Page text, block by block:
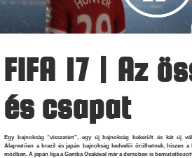
FIFA 17 | Az
és csapat
Egy bajnokság “visszatért”, egy új bajnokság bekerült és két új
Alapvetően a brazil és japán bajnokság kedvelői örülhetnek, hiszen
módban. A japán liga a Gamba Osakával már a demoban is